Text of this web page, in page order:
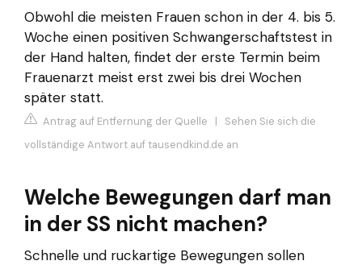
Obwohl die meisten Frauen schon in der 4. bis 5.
Woche einen positiven Schwangerschaftstest in
der Hand halten, findet der erste Termin beim
Frauenarzt meist erst zwei bis drei Wochen
später statt.
Antrag auf Entfernung der Quelle | Sehen Sie sich die
vollständige Antwort auf tausendkind.de an
Welche Bewegungen darf man
in der SS nicht machen?
Schnelle und ruckartige Bewegungen sollen